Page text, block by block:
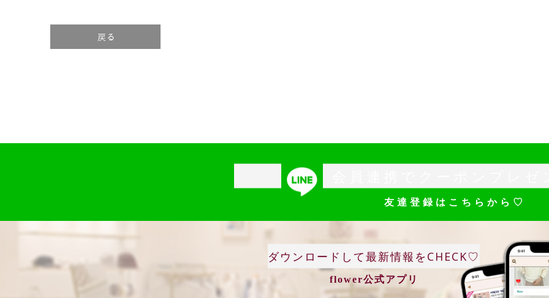
友達登録はこちらから♡
ダウンロードして最新情報をCHECK♡
flower公式アプリ